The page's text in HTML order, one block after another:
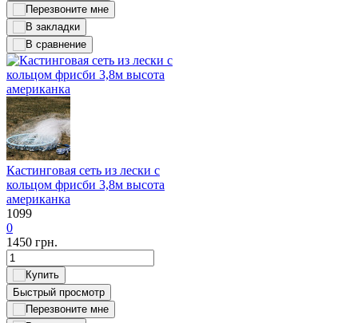
Кастинговая сеть из лески с
кольцом фрисби 3,8м высота
американка
1099
0
1450 грн.
Быстрый просмотр